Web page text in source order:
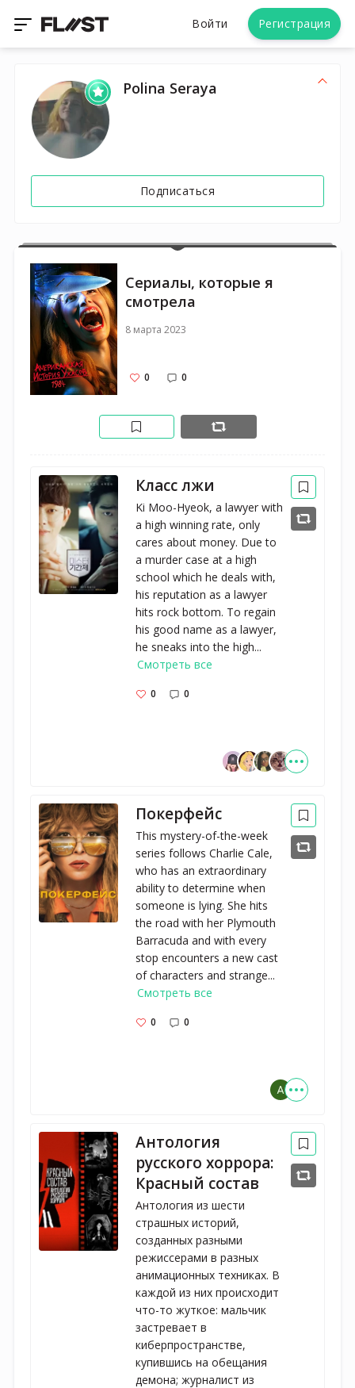
Войти Регистрация
Polina Seraya
Подписаться
Cериалы, которые я
смотрела
8 марта 2023
0 0
Класс лжи
Ki Moo-Hyeok, a lawyer with
a high winning rate, only
cares about money. Due to
a murder case at a high
school which he deals with,
his reputation as a lawyer
hits rock bottom. To regain
his good name as a lawyer,
he sneaks into the high...
Смотреть все
0 0
Покерфейс
This mystery-of-the-week
series follows Charlie Cale,
who has an extraordinary
ability to determine when
someone is lying. She hits
the road with her Plymouth
Barracuda and with every
stop encounters a new cast
of characters and strange...
Смотреть все
0 0
Антология
русского хоррора:
Красный состав
Антология из шести
страшных историй,
созданных разными
режиссерами в разных
анимационных техниках. В
каждой из них происходит
что-то жуткое: мальчик
застревает в
киберпространстве,
купившись на обещания
демона; журналист из